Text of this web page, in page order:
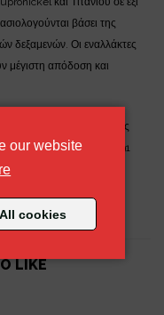
our website
about our cookie policy
All cookies
βάσει της
δεξαμενών. Οι εναλλάκτες
μέγιστη απόδοση και
για τους εναλλάκτες
ή καλέστε στο 2310783691
LIKE